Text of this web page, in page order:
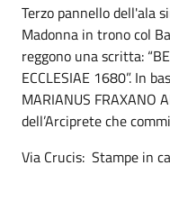
Terzo pannello dell'ala
Madonna in trono col
reggono una scritta:
ECCLESIAE 1680”. In
MARIANUS FRAXANO
dell’Arciprete che
Via Crucis: Stampe